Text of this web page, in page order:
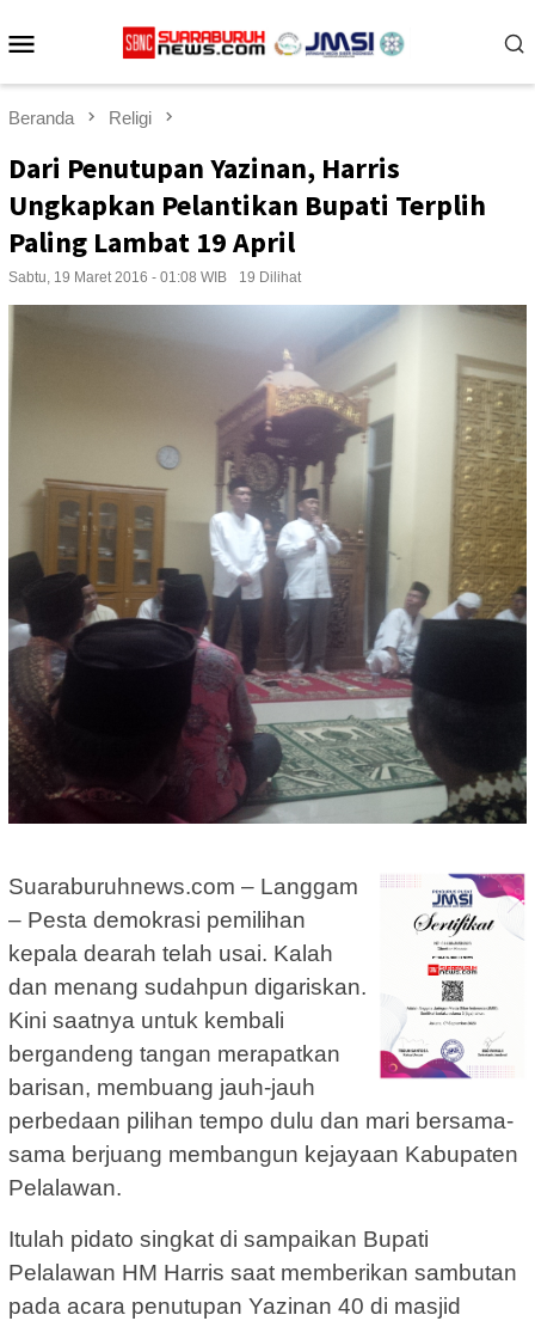
ke
Beranda Religi
Dari Penutupan Yazinan, Harris
Ungkapkan Pelantikan Bupati Terplih
Paling Lambat 19 April
Sabtu, 19 Maret 2016 - 01:08 WIB 19 Dilihat
Suaraburuhnews.com – Langgam
– Pesta demokrasi pemilihan
kepala dearah telah usai. Kalah
dan menang sudahpun digariskan.
Kini saatnya untuk kembali
bergandeng tangan merapatkan
barisan, membuang jauh-jauh
perbedaan pilihan tempo dulu dan mari bersama-
sama berjuang membangun kejayaan Kabupaten
Pelalawan.
Itulah pidato singkat di sampaikan Bupati
Pelalawan HM Harris saat memberikan sambutan
pada acara penutupan Yazinan 40 di masjid